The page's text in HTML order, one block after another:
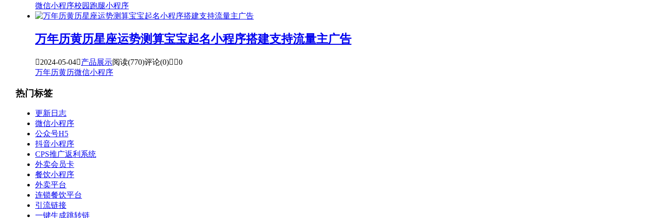
微信小程序校园跑腿小程序
万年历黄历星座运势测算宝宝起名小程序搭建支持流量主广告
2024-05-04产品展示阅读(770)评论(0) 0
万年历黄历微信小程序
热门标签
更新日志
微信小程序
公众号H5
抖音小程序
CPS推广返利系统
外卖会员卡
餐饮小程序
外卖平台
连锁餐饮平台
引流链接
一键生成跳转链